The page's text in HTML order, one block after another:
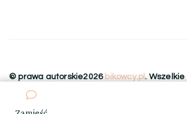
© prawa autorskie2026 bikowcy.pl. Wszelkie
zastrzeżone.
Themes .Wspierany przez